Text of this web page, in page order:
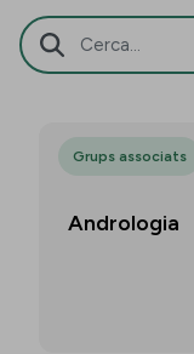
Barra de
Grups associats
Andrologia